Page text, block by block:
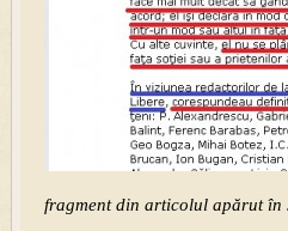
fragment din articolul apărut